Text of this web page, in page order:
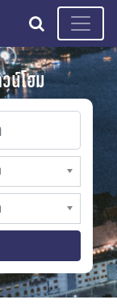
search
น์โฮม